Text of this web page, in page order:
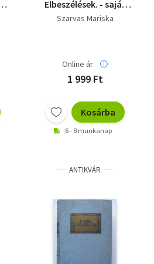
Elbeszélések. - saját
fotó
Szarvas Mariska
Online ár:
1 999 Ft
Kosárba
6 - 8 munkanap
ANTIKVÁR